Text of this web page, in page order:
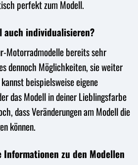
perfekt zum Modell.
auch individualisieren?
Motorradmodelle bereits sehr
dennoch Möglichkeiten, sie weiter
beispielsweise eigene
das Modell in deiner Lieblingsfarbe
dass Veränderungen am Modell die
können.
Informationen zu den Modellen